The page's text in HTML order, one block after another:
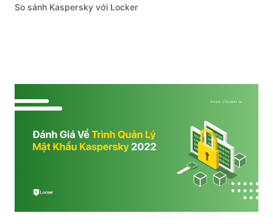
So sánh Kaspersky với Locker